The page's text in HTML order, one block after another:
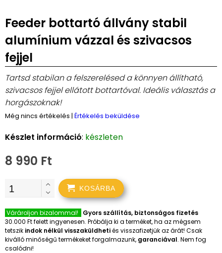
Feeder bottartó állvány stabil
alumínium vázzal és szivacsos
fejjel
Tartsd stabilan a felszerelésed a könnyen állítható,
szivacsos fejjel ellátott bottartóval. Ideális választás a
horgászoknak!
Még nincs értékelés | Értékelés beküldése
Készlet információ: készleten
8 990 Ft
KOSÁRBA
Várároljon bizalommal!
Gyors szállítás, biztonságos fizetés
30.000 Ft felett ingyenesen. Próbálja ki a terméket, ha az mégsem
tetszik indok nélkül visszaküldhetiés visszafizetjük az árát! Csak
kiválló minőségű termékeket forgalmazunk, garanciával. Nem fog
csalódni!